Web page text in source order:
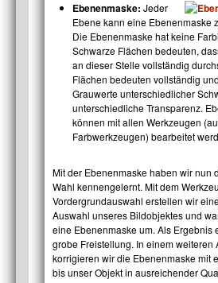
Ebenenmaske: Jeder
Ebene kann eine Ebenenmaske
Die Ebenenmaske hat keine
Schwarze Flächen bedeuten,
an dieser Stelle vollständig
Flächen bedeuten vollständig
Grauwerte unterschiedlicher
unterschiedliche Transparenz.
können mit allen Werkzeugen
Farbwerkzeugen) bearbeitet
Mit der Ebenenmaske haben wir nun
Wahl kennengelernt. Mit dem
Vordergrundauswahl erstellen wir
Auswahl unseres Bildobjektes und
eine Ebenenmaske um. Als Ergebnis
grobe Freistellung. In einem weiteren
korrigieren wir die Ebenenmaske mit
bis unser Objekt in ausreichender